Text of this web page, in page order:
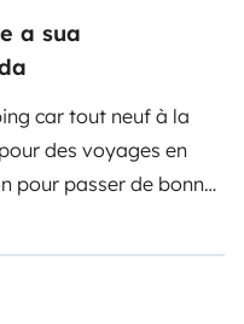
a sua
car tout neuf à la
des voyages en
pour passer de bonne
pourrez manger
sur 3 m avec la table
et WC avec linge